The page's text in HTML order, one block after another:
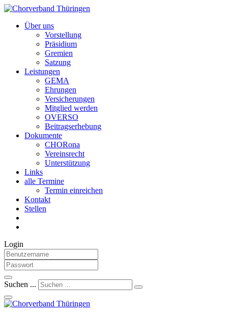
Über uns
Vorstellung
Präsidium
Gremien
Satzung
Leistungen
GEMA
Ehrungen
Versicherungen
Mitglied werden
OVERSO
Beitragserhebung
Dokumente
CHORona
Vereinsrecht
Unterstützung
Links
alle Termine
Termin einreichen
Kontakt
Stellen
Login
Suchen ...